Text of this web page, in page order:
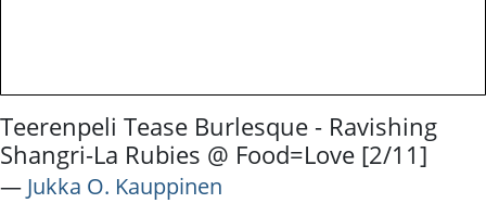
Teerenpeli Tease Burlesque - Ravishing
Shangri-La Rubies @ Food=Love [2/11]
― Jukka O. Kauppinen